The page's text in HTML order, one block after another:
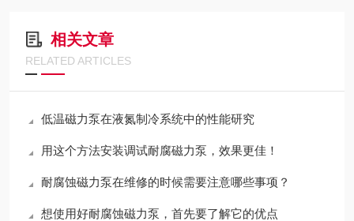
相关文章
RELATED ARTICLES
低温磁力泵在液氮制冷系统中的性能研究
用这个方法安装调试耐腐磁力泵，效果更佳！
耐腐蚀磁力泵在维修的时候需要注意哪些事项？
想使用好耐腐蚀磁力泵，首先要了解它的优点